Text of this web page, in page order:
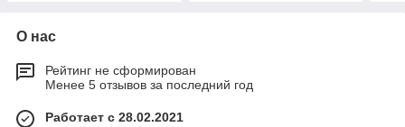
О нас
Рейтинг не сформирован
Менее 5 отзывов за последний год
Работает с 28.02.2021